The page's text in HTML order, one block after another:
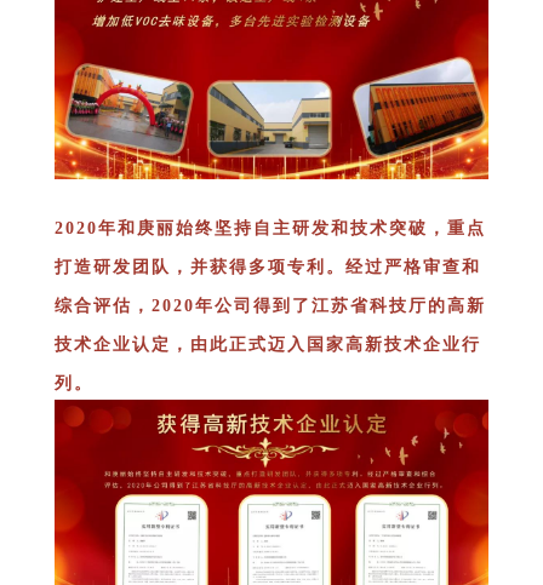
2020年和庚丽始终坚持自主研发和技术突破，重点
打造研发团队，并获得多项专利。经过严格审查和
综合评估，2020年公司得到了江苏省科技厅的高新
技术企业认定，由此正式迈入国家高新技术企业行
列。